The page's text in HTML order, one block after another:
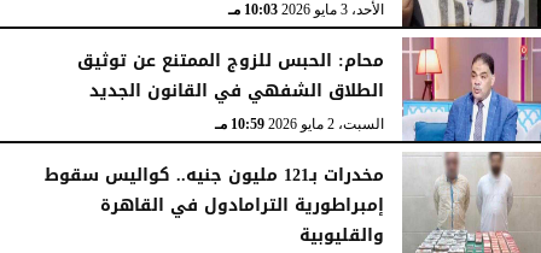
الأحد، 3 مايو 2026 10:03 مـ
محام: الحبس للزوج الممتنع عن توثيق
الطلاق الشفهي في القانون الجديد
السبت، 2 مايو 2026 10:59 مـ
مخدرات بـ121 مليون جنيه.. كواليس سقوط
إمبراطورية الترامادول في القاهرة
والقليوبية